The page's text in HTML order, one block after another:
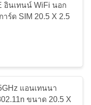
สองซิม
อินเทนน์ WiFi นอก
ร์ด SIM 20.5 X 2.5
แอนเทนนา
ขนาด 20.5 X